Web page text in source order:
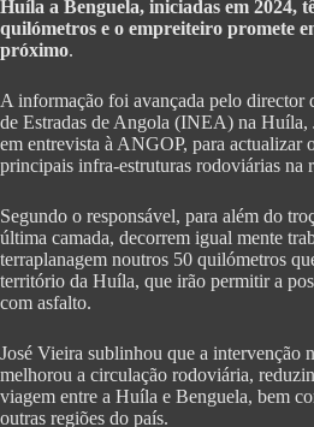
Huíla a Benguela, iniciadas em 2024,
quilómetros e o empreiteiro promete
próximo.
A informação foi avançada pelo director
de Estradas de Angola (INEA) na Huíla,
em entrevista à ANGOP, para actualizar
principais infra-estruturas rodoviárias na
Segundo o responsável, para além do
última camada, decorrem igual mente
terraplanagem noutros 50 quilómetros
território da Huíla, que irão permitir a
com asfalto.
José Vieira sublinhou que a intervenção
melhorou a circulação rodoviária,
viagem entre a Huíla e Benguela, bem
outras regiões do país.